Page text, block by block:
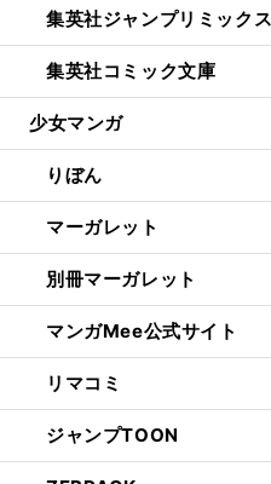
集英社ジャンプリミックス
集英社コミック文庫
少女マンガ
りぼん
マーガレット
別冊マーガレット
マンガMee公式サイト
リマコミ
ジャンプTOON